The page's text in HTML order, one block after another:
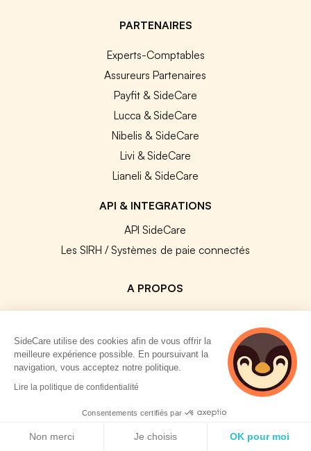
PARTENAIRES
Experts-Comptables
Assureurs Partenaires
Payfit & SideCare
Lucca & SideCare
Nibelis & SideCare
Livi & SideCare
Lianeli & SideCare
API & INTEGRATIONS
API SideCare
Les SIRH / Systèmes de paie connectés
A PROPOS
Centre d'aide
Nous contacter
Travailler chez SideCare
Mentions légales
SideCare utilise des cookies afin de vous offrir la
meilleure expérience possible. En poursuivant la
navigation, vous acceptez notre politique.
Lire la politique de confidentialité
Consentements certifiés par
Non merci Je choisis OK pour moi
2 personnes
consultent
actuellement cette